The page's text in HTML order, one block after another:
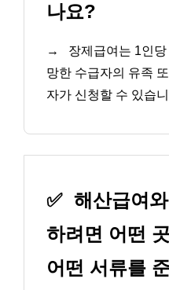
나요?
→
장제급여는 1인
망한 수급자의 유족
자가 신청할 수 있습
✅ 해산급여
하려면 어떤
어떤 서류를